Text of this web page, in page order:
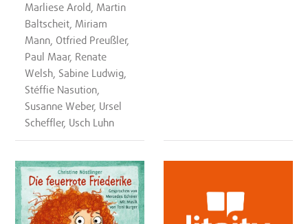
Marliese Arold, Martin
Baltscheit, Miriam
Mann, Otfried Preußler,
Paul Maar, Renate
Welsh, Sabine Ludwig,
Stéffie Nasution,
Susanne Weber, Ursel
Scheffler, Usch Luhn